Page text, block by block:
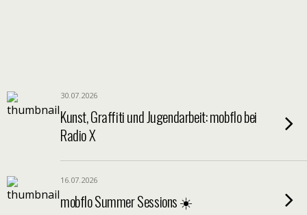
30.07.2026
Kunst, Graffiti und Jugendarbeit: mobflo bei
Radio X
16.07.2026
mobflo Summer Sessions ☀️